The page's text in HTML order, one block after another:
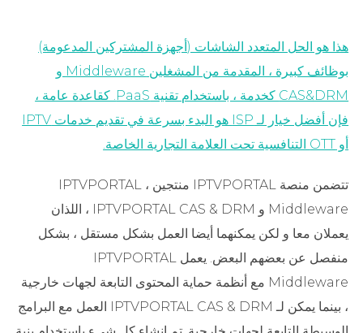
هذا هو الحل المتعدد الشاشات (أجهزة المشتركين المدعومة)
بوظائف كبيرة ، المقدمة من المشغلين Middleware و
CAS&DRM كخدمة ، باستخدام تقنية PaaS. كقاعدة عامة ،
فإن أفضل خيار لـ ISP هو البدء بسرعة في تقديم خدمات IPTV
أو OTT التنافسية تحت العلامة التجارية الخاصة.
تتضمن منصة IPTVPORTAL منتجين ، IPTVPORTAL
Middleware و IPTVPORTAL CAS & DRM ، اللذان
يعملان معا و لكن يمكنهما أيضا العمل بشكل مستقل ، بشكل
منفصل عن بعضهم البعض. يعمل IPTVPORTAL
Middleware مع أنظمة حماية المحتوى التابعة لجهات خارجية
، بينما يمكن لـ IPTVPORTAL CAS & DRM العمل مع البرامج